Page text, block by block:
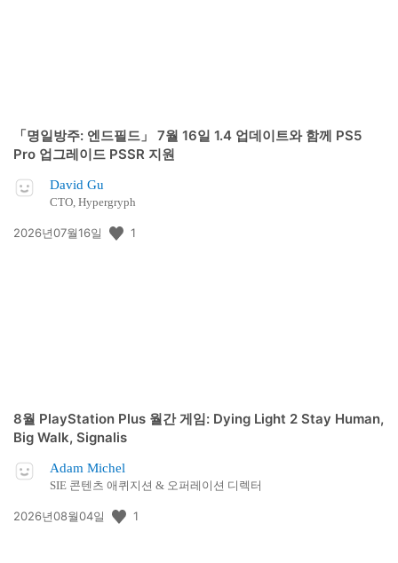
「명일방주: 엔드필드」 7월 16일 1.4 업데이트와 함께 PS5
Pro 업그레이드 PSSR 지원
David Gu
CTO, Hypergryph
공
2026년07월16일 1
8월 PlayStation Plus 월간 게임: Dying Light 2 Stay Human,
Big Walk, Signalis
Adam Michel
SIE 콘텐츠 애퀴지션 & 오퍼레이션 디렉터
공
2026년08월04일 1